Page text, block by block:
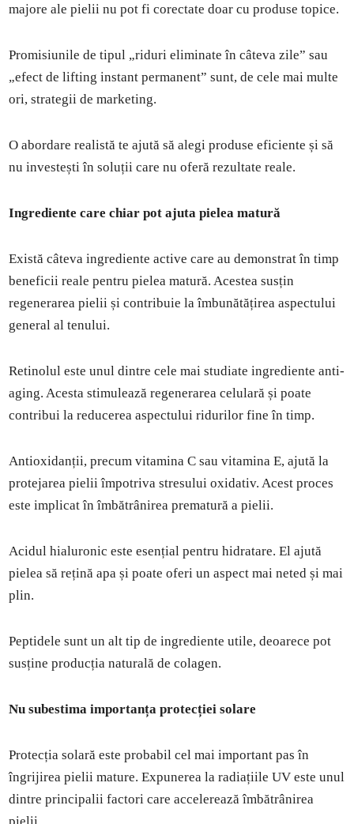
majore ale pielii nu pot fi corectate doar cu produse topice.
Promisiunile de tipul „riduri eliminate în câteva zile” sau
„efect de lifting instant permanent” sunt, de cele mai multe
ori, strategii de marketing.
O abordare realistă te ajută să alegi produse eficiente și să
nu investești în soluții care nu oferă rezultate reale.
Ingrediente care chiar pot ajuta pielea matură
Există câteva ingrediente active care au demonstrat în timp
beneficii reale pentru pielea matură. Acestea susțin
regenerarea pielii și contribuie la îmbunătățirea aspectului
general al tenului.
Retinolul este unul dintre cele mai studiate ingrediente anti-
aging. Acesta stimulează regenerarea celulară și poate
contribui la reducerea aspectului ridurilor fine în timp.
Antioxidanții, precum vitamina C sau vitamina E, ajută la
protejarea pielii împotriva stresului oxidativ. Acest proces
este implicat în îmbătrânirea prematură a pielii.
Acidul hialuronic este esențial pentru hidratare. El ajută
pielea să rețină apa și poate oferi un aspect mai neted și mai
plin.
Peptidele sunt un alt tip de ingrediente utile, deoarece pot
susține producția naturală de colagen.
Nu subestima importanța protecției solare
Protecția solară este probabil cel mai important pas în
îngrijirea pielii mature. Expunerea la radiațiile UV este unul
dintre principalii factori care accelerează îmbătrânirea
pielii.